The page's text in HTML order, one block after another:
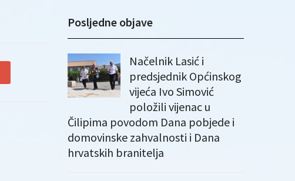
Posljedne objave
Načelnik Lasić i
predsjednik Općinskog
vijeća Ivo Simović
položili vijenac u
Čilipima povodom Dana pobjede i
domovinske zahvalnosti i Dana
hrvatskih branitelja